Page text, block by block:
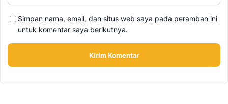
Simpan nama, email, dan situs web saya pada peramban ini
untuk komentar saya berikutnya.